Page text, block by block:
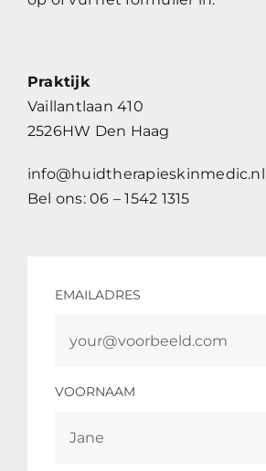
Praktijk
Vaillantlaan 410
2526HW Den Haag
info@huidtherapieskinmedic.nl
Bel ons: 06 – 1542 1315
EMAILADRES
VOORNAAM